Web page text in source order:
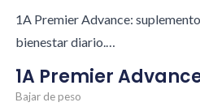
1A Premier Advance:
bienestar diario.…
1A Premier
Bajar de peso